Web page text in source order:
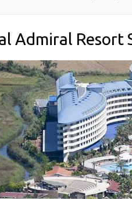
Admiral Resort